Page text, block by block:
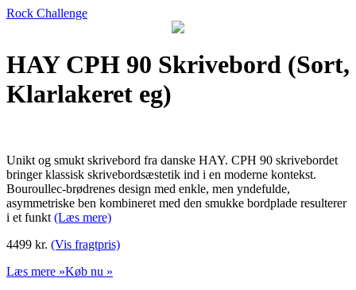
Rock Challenge
HAY CPH 90 Skrivebord (Sort,
Klarlakeret eg)
Unikt og smukt skrivebord fra danske HAY. CPH 90 skrivebordet
bringer klassisk skrivebordsæstetik ind i en moderne kontekst.
Bouroullec-brødrenes design med enkle, men yndefulde,
asymmetriske ben kombineret med den smukke bordplade resulterer
i et funkt (Læs mere)
4499 kr. (Vis fragtpris)
Læs mere »Køb nu »